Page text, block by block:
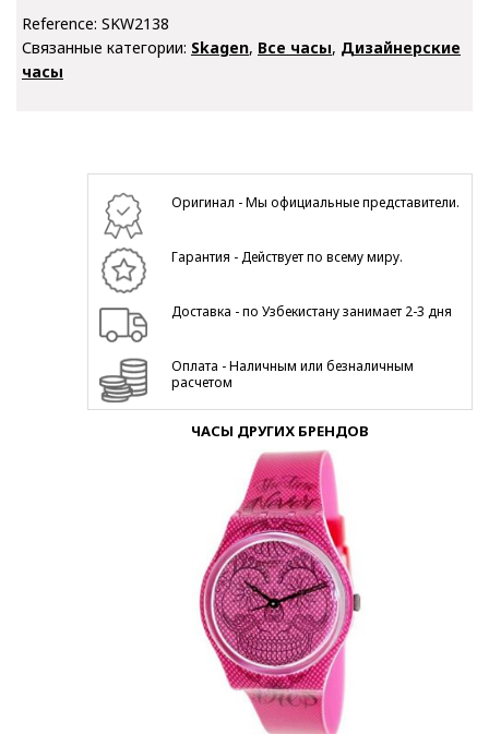
Reference: SKW2138
Связанные категории: Skagen, Все часы, Дизайнерские
часы
Оригинал - Мы официальные представители.
Гарантия - Действует по всему миру.
Доставка - по Узбекистану занимает 2-3 дня
Оплата - Наличным или безналичным
расчетом
ЧАСЫ ДРУГИХ БРЕНДОВ